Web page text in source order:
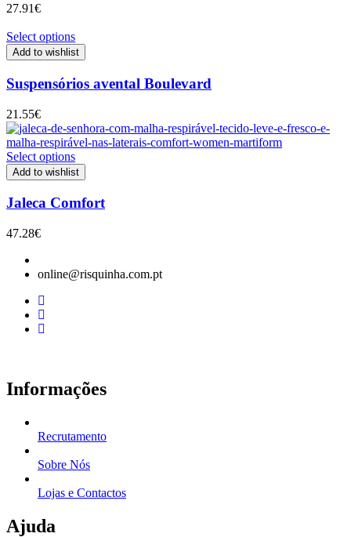
27.91€
Select options
Add to wishlist
Suspensórios avental Boulevard
21.55€
Select options
Add to wishlist
Jaleca Comfort
47.28€
online@risquinha.com.pt
Informações
Recrutamento
Sobre Nós
Lojas e Contactos
Ajuda